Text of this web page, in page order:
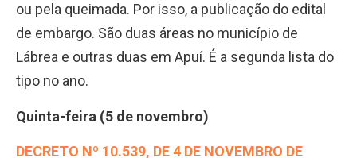
ou pela queimada. Por isso, a publicação do edital
de embargo. São duas áreas no município de
Lábrea e outras duas em Apuí. É a segunda lista do
tipo no ano.
Quinta-feira (5 de novembro)
DECRETO Nº 10.539, DE 4 DE NOVEMBRO DE